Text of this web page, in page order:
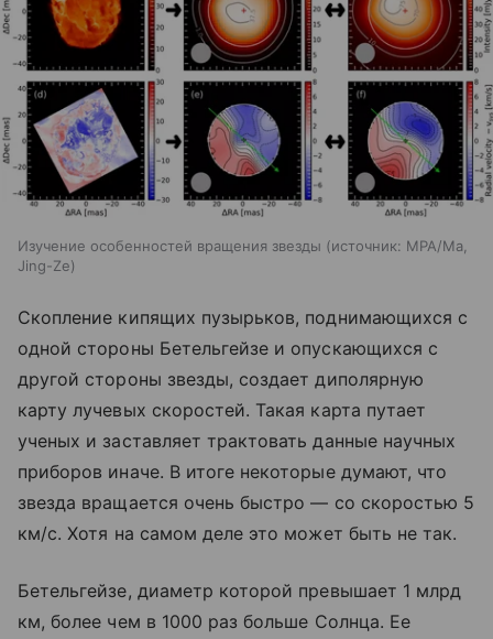
Изучение особенностей вращения звезды источник: MPA/Ma,
Jing-Ze
Скопление кипящих пузырьков, поднимающихся с
одной стороны Бетельгейзе и опускающихся с
другой стороны звезды, создает диполярную
карту лучевых скоростей. Такая карта путает
ученых и заставляет трактовать данные научных
приборов иначе. В итоге некоторые думают, что
звезда вращается очень быстро — со скоростью 5
км/с. Хотя на самом деле это может быть не так.
Бетельгейзе, диаметр которой превышает 1 млрд
км, более чем в 1000 раз больше Солнца. Ее